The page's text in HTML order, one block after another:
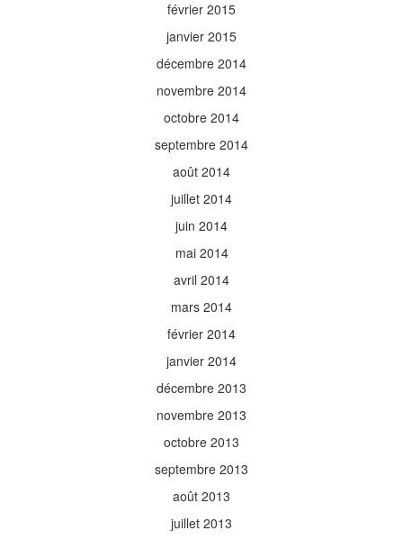
février 2015
janvier 2015
décembre 2014
novembre 2014
octobre 2014
septembre 2014
août 2014
juillet 2014
juin 2014
mai 2014
avril 2014
mars 2014
février 2014
janvier 2014
décembre 2013
novembre 2013
octobre 2013
septembre 2013
août 2013
juillet 2013